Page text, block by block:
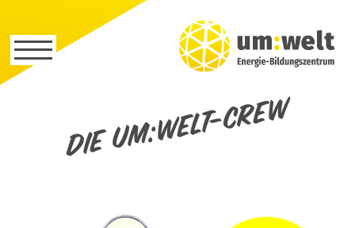
Die um:welt-Crew